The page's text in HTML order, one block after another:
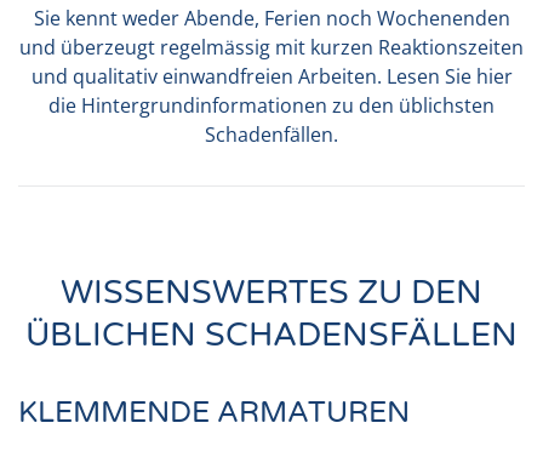
Sie kennt weder Abende, Ferien noch Wochenenden
und überzeugt regelmässig mit kurzen Reaktionszeiten
und qualitativ einwandfreien Arbeiten. Lesen Sie hier
die Hintergrundinformationen zu den üblichsten
Schadenfällen.
WISSENSWERTES ZU DEN
ÜBLICHEN SCHADENSFÄLLEN
KLEMMENDE ARMATUREN